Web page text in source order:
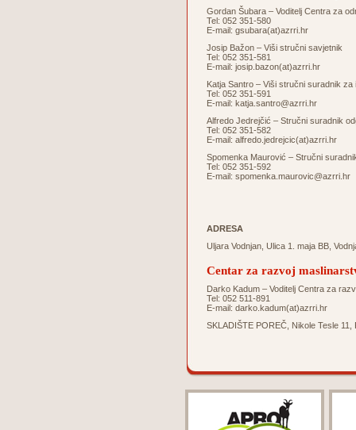
Gordan Šubara – Voditelj Centra za
Tel: 052 351-580
E-mail: gsubara(at)azrri.hr
Josip Bažon – Viši stručni savjetnik
Tel: 052 351-581
E-mail: josip.bazon(at)azrri.hr
Katja Santro – Viši stručni suradnik
Tel: 052 351-591
E-mail: katja.santro@azrri.hr
Alfredo Jedrejčić – Stručni suradnik
Tel: 052 351-582
E-mail: alfredo.jedrejcic(at)azrri.hr
Spomenka Maurović – Stručni
Tel: 052 351-592
E-mail: spomenka.maurovic@azrri.hr
ADRESA
Uljara Vodnjan, Ulica 1. maja BB,
Centar za razvoj
Darko Kadum – Voditelj Centra za
Tel: 052 511-891
E-mail: darko.kadum(at)azrri.hr
SKLADIŠTE POREČ, Nikole Tesle 11,